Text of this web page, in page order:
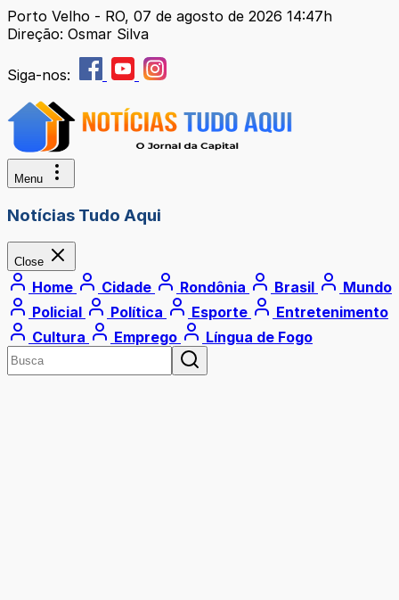
Porto Velho - RO, 07 de agosto de 2026 14:47h
Direção: Osmar Silva
Siga-nos:
Menu
Notícias Tudo Aqui
Close
Home Cidade Rondônia Brasil
Mundo
Policial
Política Esporte
Entretenimento
Cultura
Emprego Língua de Fogo